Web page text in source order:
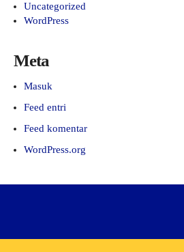
Uncategorized
WordPress
Meta
Masuk
Feed entri
Feed komentar
WordPress.org